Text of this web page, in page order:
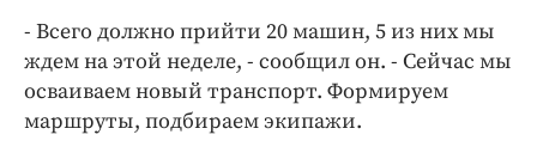
Работодатель года
- Всего должно прийти 20 машин, 5 из них мы
ждем на этой неделе, - сообщил он. - Сейчас мы
осваиваем новый транспорт. Формируем
маршруты, подбираем экипажи.